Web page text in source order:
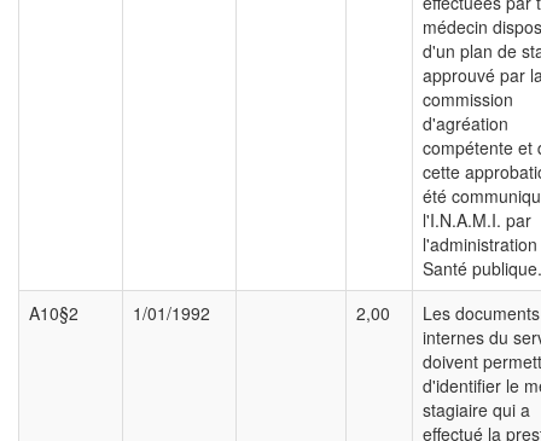
médecin
d'un plan de
approuvé par
commission
d'agréation
compétente et
cette
été
l'I.N.A.M.I. par
Santé publique.
A10§2
1/01/1992 2,00
Les documents
internes du
doivent
d'identifier le
stagiaire qui a
effectué la